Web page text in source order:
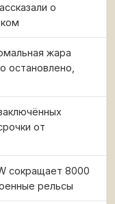
о
жара
остановлено,
от
сокращает 8000
рельсы